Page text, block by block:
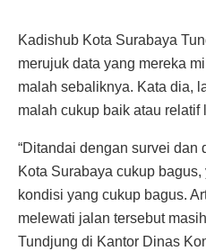
Kadishub Kota Surabaya
merujuk data yang mereka
malah sebaliknya. Kata dia,
malah cukup baik atau relatif
“Ditandai dengan survei dan
Kota Surabaya cukup
kondisi yang cukup bagus.
melewati jalan tersebut
Tundjung di Kantor Dinas